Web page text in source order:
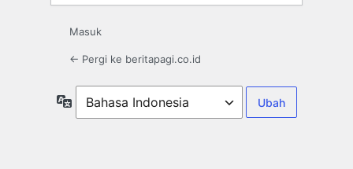
Masuk
← Pergi ke beritapagi.co.id
Bahasa